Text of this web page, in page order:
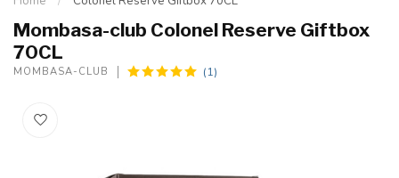
Mombasa-club Colonel Reserve Giftbox
70CL
MOMBASA-CLUB (1)